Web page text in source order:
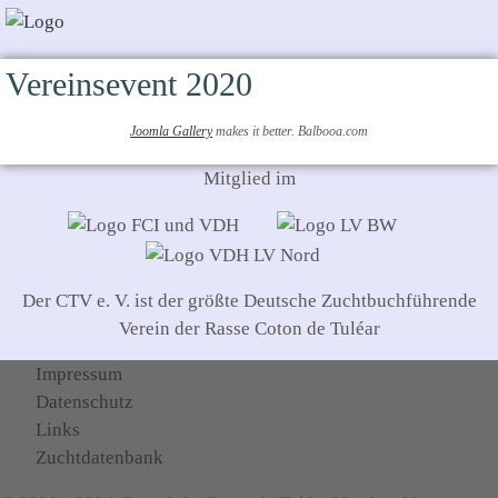
Vereinsevent 2020
Joomla Gallerymakes it better. Balbooa.com
Mitglied im
Der CTV e. V. ist der größte Deutsche Zuchtbuchführende
Verein der Rasse Coton de Tuléar
Impressum
Datenschutz
Links
Zuchtdatenbank